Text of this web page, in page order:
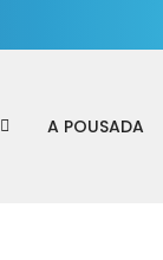
A POUSADA